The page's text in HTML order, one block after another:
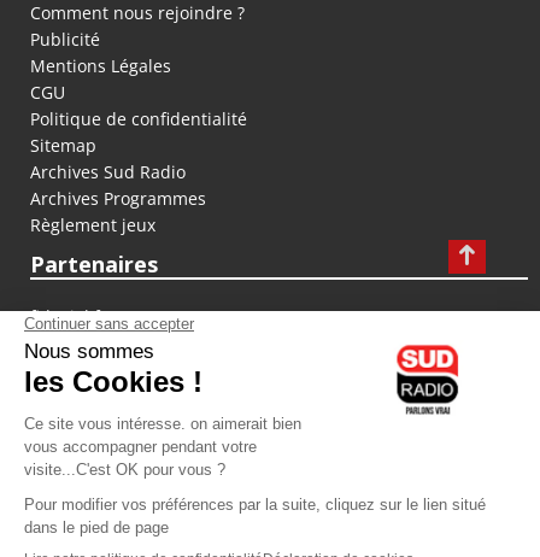
Comment nous rejoindre ?
Publicité
Mentions Légales
CGU
Politique de confidentialité
Sitemap
Archives Sud Radio
Archives Programmes
Règlement jeux
Partenaires
fiducial.fr
lyoncapitale.fr
olympique-et-lyonnais.com
L'application Iphone / Android
Téléchargez l'application
Les cookies